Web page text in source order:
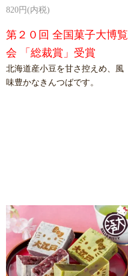
820円(内税)
第２０回 全国菓子大博覧
会 「総裁賞」受賞
北海道産小豆を甘さ控えめ、風
味豊かなきんつばです。